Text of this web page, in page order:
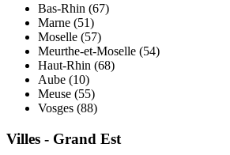
Bas-Rhin (67)
Marne (51)
Moselle (57)
Meurthe-et-Moselle (54)
Haut-Rhin (68)
Aube (10)
Meuse (55)
Vosges (88)
Villes - Grand Est